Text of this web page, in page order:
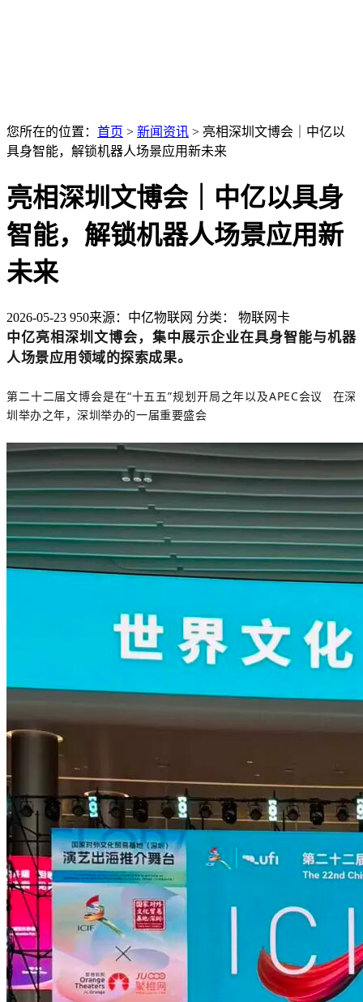
您所在的位置： 首页 > 新闻资讯 > 亮相深圳文博会｜中亿以
具身智能，解锁机器人场景应用新未来
亮相深圳文博会｜中亿以具身
智能，解锁机器人场景应用新
未来
2026-05-23 950来源：中亿物联网 分类： 物联网卡
中亿亮相深圳文博会，集中展示企业在具身智能与机器
人场景应用领域的探索成果。
第二十二届文博会是在“十五五”规划开局之年以及APEC会议
在深
圳举办之年，深圳举办的一届重要盛会